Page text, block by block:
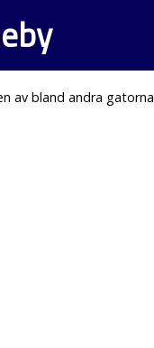
av bland andra gatorna